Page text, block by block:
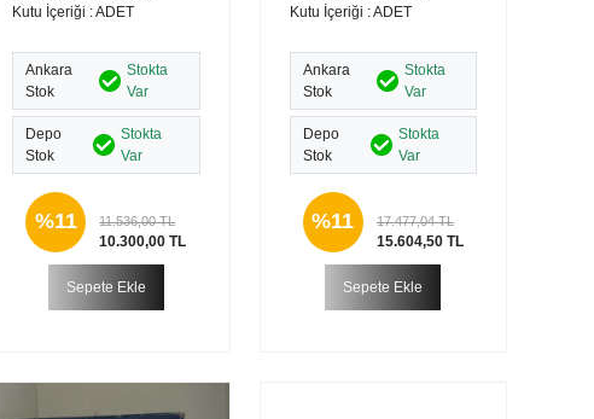
Kutu İçeriği : ADET
Ankara
Stok
Stokta
Var
Depo
Stok
Stokta
Var
%11 11.536,00 TL
10.300,00 TL
Sepete Ekle
Kutu İçeriği : ADET
Ankara
Stok
Stokta
Var
Depo
Stok
Stokta
Var
%11 17.477,04 TL
15.604,50 TL
Sepete Ekle